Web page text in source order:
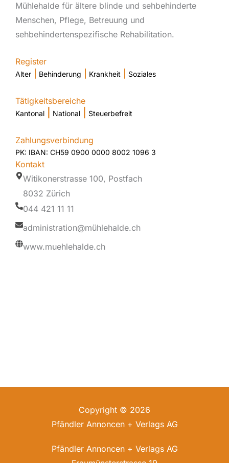
Mühlehalde für ältere blinde und sehbehinderte
Menschen, Pflege, Betreuung und
sehbehindertenspezifische Rehabilitation.
Register
Alter Behinderung Krankheit Soziales
Tätigkeitsbereiche
Kantonal National Steuerbefreit
Zahlungsverbindung
PK: IBAN: CH59 0900 0000 8002 1096 3
Kontakt
Witikonerstrasse 100, Postfach
8032 Zürich
044 421 11 11
administration@mühlehalde.ch
www.muehlehalde.ch
Copyright © 2026
Pfändler Annoncen + Verlags AG
Pfändler Annoncen + Verlags AG